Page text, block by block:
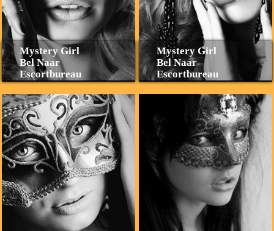
Mystery Girl
Bel Naar
Escortbureau
Mystery Girl
Bel Naar
Escortbureau